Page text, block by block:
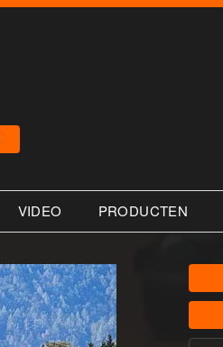
VIDEO PRODUCTEN